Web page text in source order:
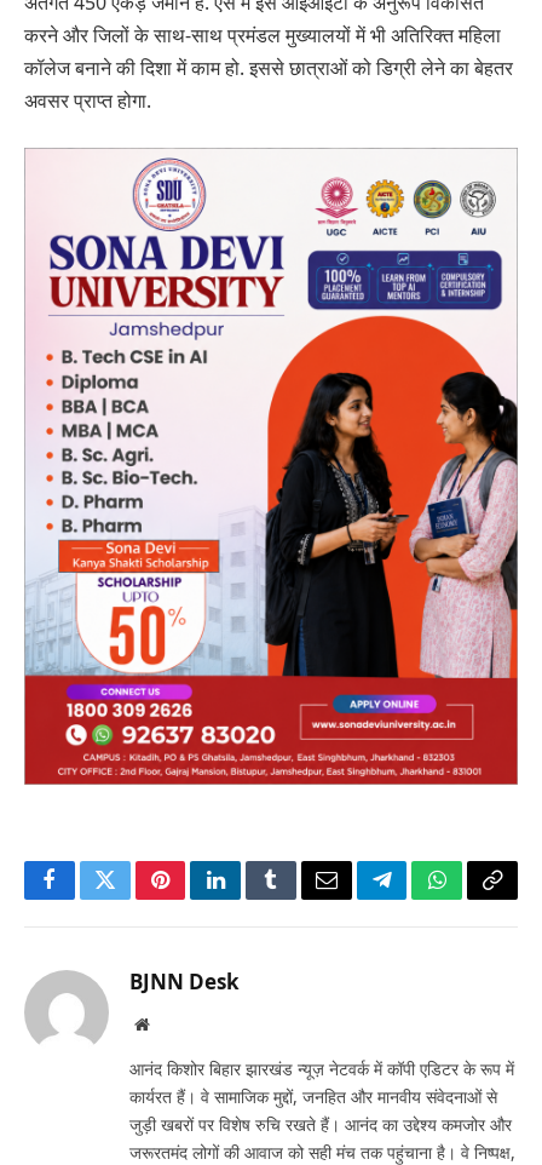
करने और जिलों के साथ-साथ प्रमंडल मुख्यालयों में भी अतिरिक्त महिला
कॉलेज बनाने की दिशा में काम हो. इससे छात्राओं को डिग्री लेने का बेहतर
अवसर प्राप्त होगा.
FacebookTwitterPinterestLinkedInTumblrEmailTelegramWhatsApp
Copy
BJNN Desk
Website
आनंद किशोर बिहार झारखंड न्यूज़ नेटवर्क में कॉपी एडिटर के रूप में
कार्यरत हैं। वे सामाजिक मुद्दों, जनहित और मानवीय संवेदनाओं से
जुड़ी खबरों पर विशेष रुचि रखते हैं। आनंद का उद्देश्य कमजोर और
जरूरतमंद लोगों की आवाज को सही मंच तक पहुंचाना है। वे निष्पक्ष,